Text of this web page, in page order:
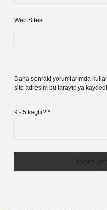
Web Sitesi
Daha sonraki yorumlarımda
site adresim bu tarayıcıya
9 - 5 kaçtır? *